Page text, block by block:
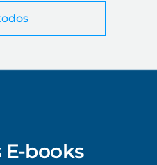
E-books